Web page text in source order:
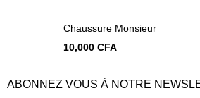
Chaussure Monsieur
10,000 CFA
ABONNEZ VOUS À NOTRE